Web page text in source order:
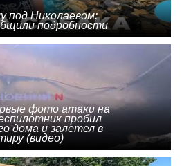
под Николаевом:
подробности
фото атаки на
пробил
дома и залетел в
(видео)